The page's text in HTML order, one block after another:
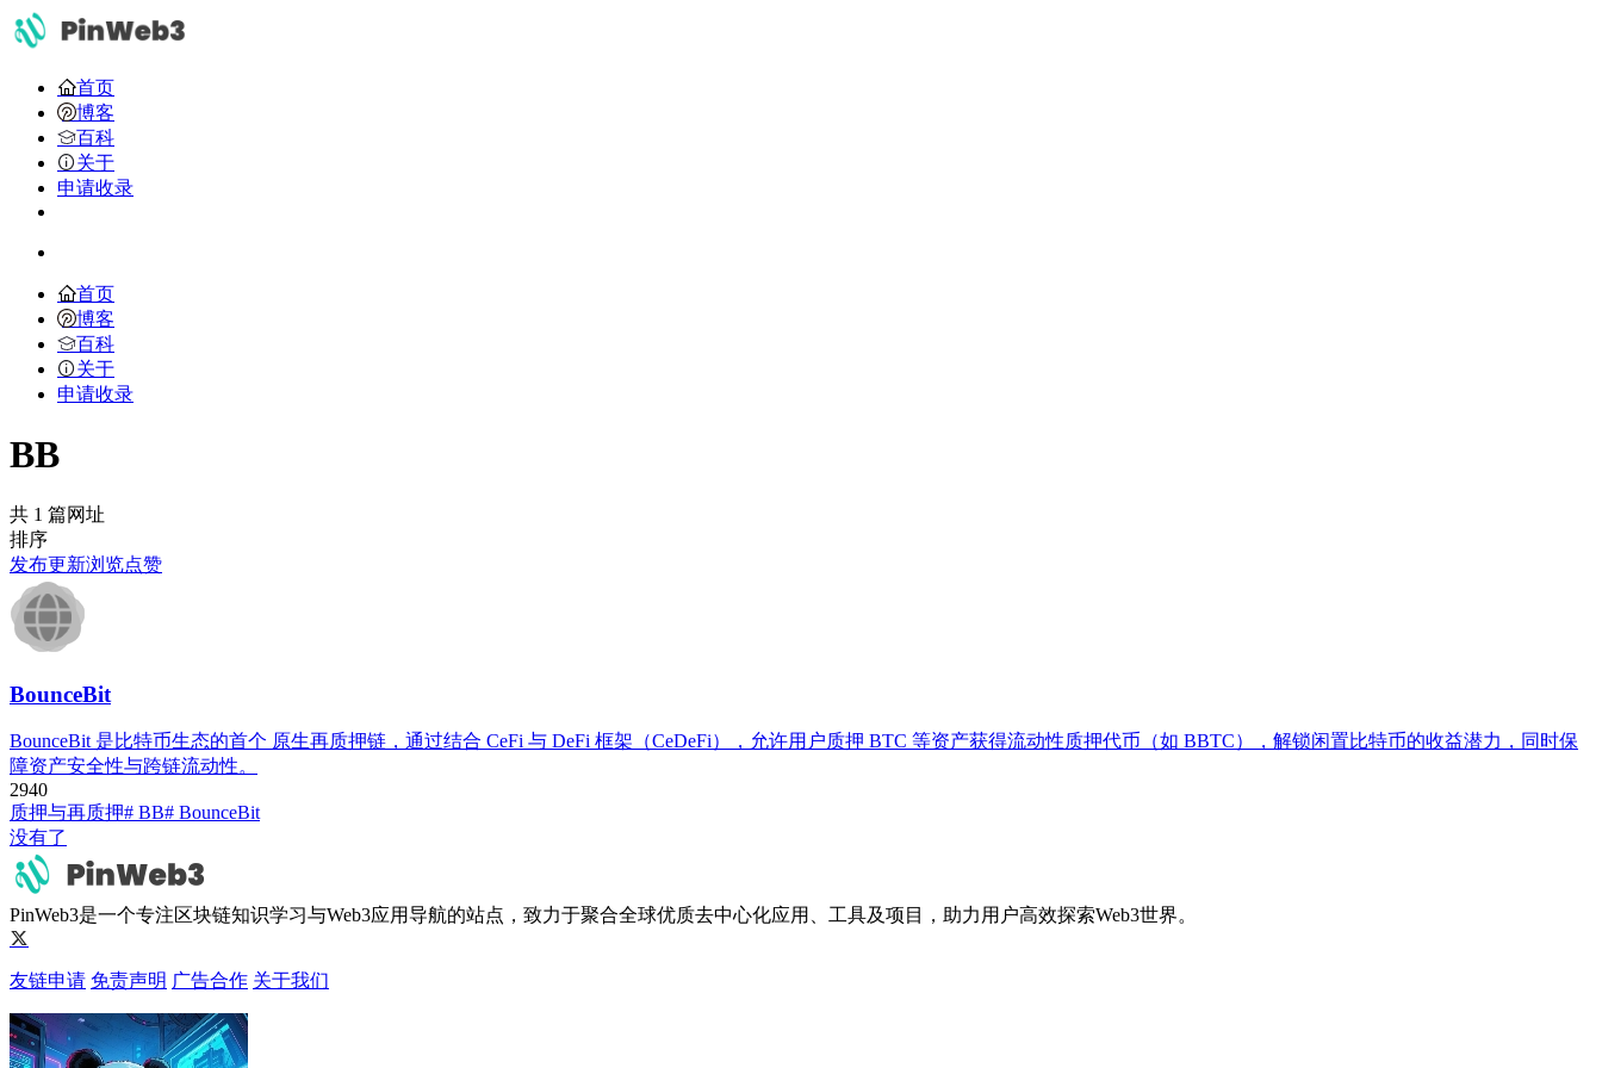
首页
博客
百科
关于
申请收录
首页
博客
百科
关于
申请收录
BB
共 1 篇网址
排序
发布更新浏览点赞
BounceBit
BounceBit 是比特币生态的首个 ​​原生再质押链​​，通过结合 CeFi 与 DeFi 框架（CeDeFi），允许用户质押 BTC 等资产获得流动性质押代币（如 BBTC），解锁闲置比特币的收益潜力，同时保
障资产安全性与跨链流动性。
2940
质押与再质押# BB# BounceBit
没有了
PinWeb3是一个专注区块链知识学习与Web3应用导航的站点，致力于聚合全球优质去中心化应用、工具及项目，助力用户高效探索Web3世界。
友链申请 免责声明 广告合作 关于我们